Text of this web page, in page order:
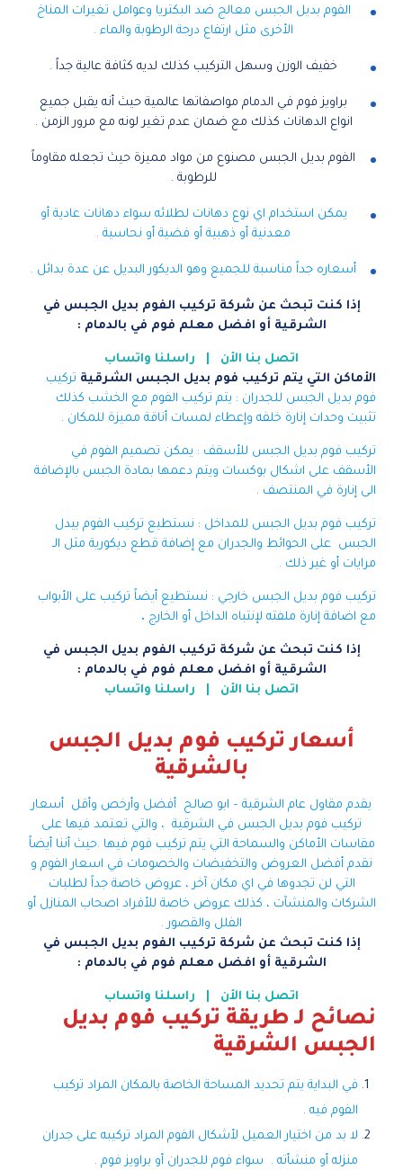
الفوم بديل الجبس معالج ضد البكتريا وعوامل تغيرات المناخ
الأخرى مثل ارتفاع درجة الرطوبة والماء .
خفيف الوزن وسهل التركيب كذلك لديه كثافة عالية جداً .
براويز فوم في الدمام مواصفاتها عالمية حيث أنه يقبل جميع
انواع الدهانات كذلك مع ضمان عدم تغير لونه مع مرور الزمن .
الفوم بديل الجبس مصنوع من مواد مميزة حيث تجعله مقاوماً
للرطوبة .
يمكن استخدام اي نوع دهانات لطلائه سواء دهانات عادية أو
معدنية أو ذهبية أو فضية أو نحاسية .
أسعاره جداً مناسبة للجميع وهو الديكور البديل عن عدة بدائل .
إذا كنت تبحث عن شركة تركيب الفوم بديل الجبس في
الشرقية أو افضل معلم فوم في بالدمام :
اتصل بنا الأن
راسلنا واتساب
الأماكن التي يتم تركيب فوم بديل الجبس الشرقية تركيب
فوم بديل الجبس للجدران : يتم تركيب الفوم مع الخشب كذلك
تثبيت وحدات إنارة خلفه وإعطاء لمسات أناقة مميزة للمكان .
تركيب فوم بديل الجبس للأسقف : يمكن تصميم الفوم في
الأسقف على اشكال بوكسات ويتم دعمها بمادة الجبس بالإضافة
الى إنارة في المنتصف .
تركيب فوم بديل الجبس للمداخل : نستطيع تركيب الفوم بيدل
الجبس على الحوائط والجدران مع إضافة قطع ديكورية مثل الـ
مرايات أو غير ذلك .
تركيب فوم بديل الجبس خارجي : نستطيع أيضاً تركيب على الأبواب
مع اضافة إنارة ملفته لإنتباه الداخل أو الخارج .
إذا كنت تبحث عن شركة تركيب الفوم بديل الجبس في
الشرقية أو افضل معلم فوم في بالدمام :
اتصل بنا الأن
راسلنا واتساب
أسعار تركيب فوم بديل الجبس
بالشرقية
يقدم مقاول عام الشرقية – ابو صالح أفضل وأرخص وأقل أسعار
تركيب فوم بديل الجبس في الشرقية ، والتي تعتمد فيها على
مقاسات الأماكن والسماحة التي يتم تركيب فوم فيها .حيث أننا أيضاً
نقدم أفضل العروض والتخفيضات والخصومات في اسعار الفوم و
التي لن تجدوها في اي مكان آخر ، عروض خاصة جداً لطلبات
الشركات والمنشآت ، كذلك عروض خاصة للأفراد اصحاب المنازل أو
الفلل والقصور .
إذا كنت تبحث عن شركة تركيب الفوم بديل الجبس في
الشرقية أو افضل معلم فوم في بالدمام :
اتصل بنا الأن راسلنا واتساب
نصائح لـ طريقة تركيب فوم بديل
الجبس الشرقية
في البداية يتم تحديد المساحة الخاصة بالمكان المراد تركيب
الفوم فيه .
لا بد من اختيار العميل لأشكال الفوم المراد تركيبه على جدران
منزله أو منشأته . سواء فوم للجدران أو براويز فوم .